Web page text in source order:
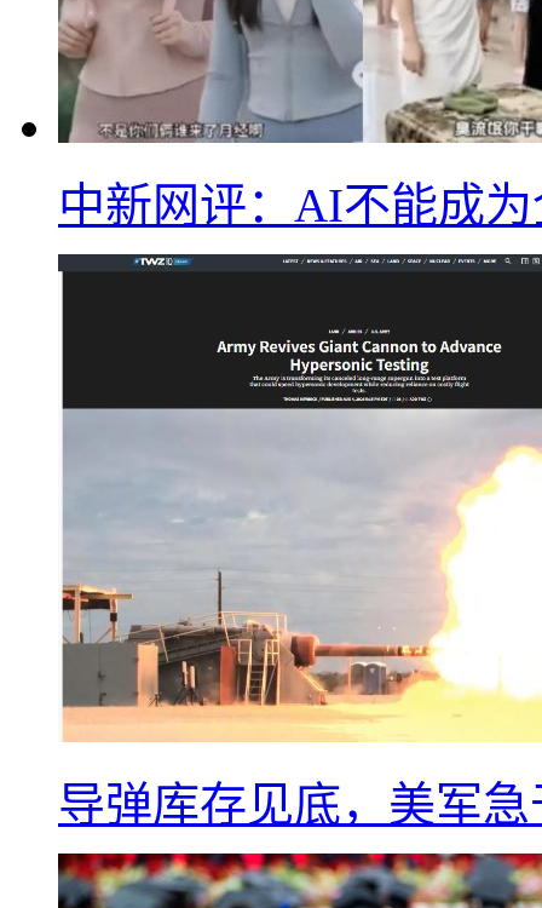
中新网评：AI不能成
导弹库存见底，美军